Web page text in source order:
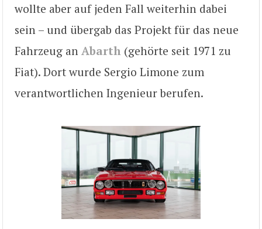
wollte aber auf jeden Fall weiterhin dabei
sein – und übergab das Projekt für das neue
Fahrzeug an Abarth (gehörte seit 1971 zu
Fiat). Dort wurde Sergio Limone zum
verantwortlichen Ingenieur berufen.